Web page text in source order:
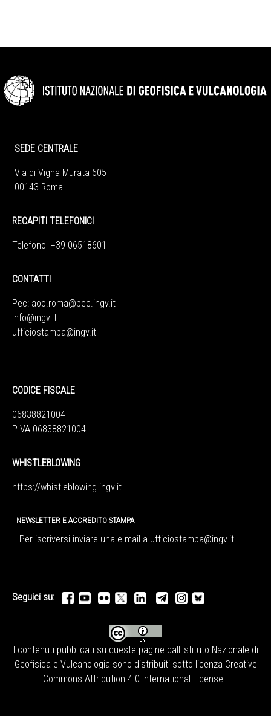
SEDE CENTRALE
Via di Vigna Murata 605
00143 Roma
RECAPITI TELEFONICI
Telefono +39 06518601
CONTATTI
Pec: aoo.roma@pec.ingv.it
info@ingv.it
ufficiostampa@ingv.it
CODICE FISCALE
06838821004
P.IVA 06838821004
WHISTLEBLOWING
https://whistleblowing.ingv.it
NEWSLETTER E ACCREDITO STAMPA
Per iscriversi inviare una e-mail a ufficiostampa@ingv.it
Seguici su:
I contenuti pubblicati su queste pagine dall'Istituto Nazionale di
Geofisica e Vulcanologia sono distribuiti sotto licenza Creative
Commons Attribution 4.0 International License.